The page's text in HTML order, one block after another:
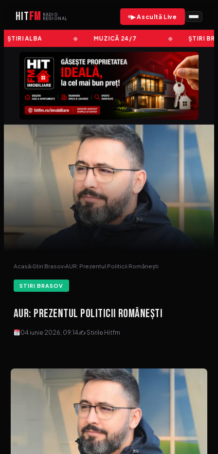
HITFM
RADIO
REGIONAL
▶ Ascultă Live
ȘTIRI ALBA MUZICĂ 24/7 ȘTIRI
Acasă›Stiri Brasov›AUR: Prezentul Politicii Românești
STIRI BRASOV
AUR: Prezentul Politicii Românești
04 iunie 2026, 09:14✍ Stirile Hitfm